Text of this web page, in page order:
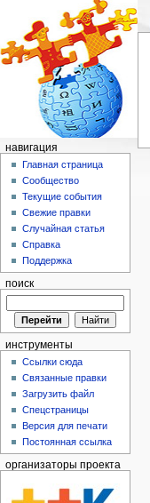
навигация
Главная страница
Сообщество
Текущие события
Свежие правки
Случайная статья
Справка
Поддержка
поиск
инструменты
Ссылки сюда
Связанные правки
Загрузить файл
Спецстраницы
Версия для печати
Постоянная ссылка
организаторы проекта